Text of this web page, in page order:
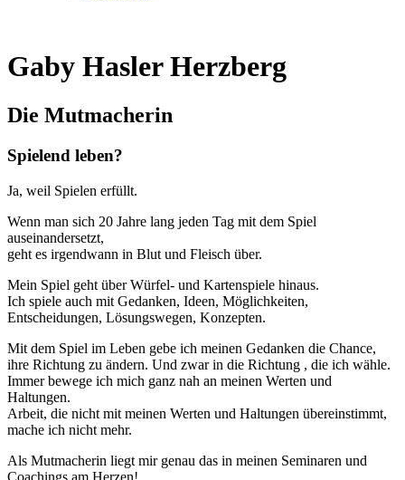
Gaby Hasler Herzberg
Die Mutmacherin
Spielend leben?
Ja, weil Spielen erfüllt.
Wenn man sich 20 Jahre lang jeden Tag mit dem Spiel
auseinandersetzt,
geht es irgendwann in Blut und Fleisch über.
Mein Spiel geht über Würfel- und Kartenspiele hinaus.
Ich spiele auch mit Gedanken, Ideen, Möglichkeiten,
Entscheidungen, Lösungswegen, Konzepten.
Mit dem Spiel im Leben gebe ich meinen Gedanken die Chance,
ihre Richtung zu ändern. Und zwar in die Richtung , die ich wähle.
Immer bewege ich mich ganz nah an meinen Werten und
Haltungen.
Arbeit, die nicht mit meinen Werten und Haltungen übereinstimmt,
mache ich nicht mehr.
Als Mutmacherin liegt mir genau das in meinen Seminaren und
Coachings am Herzen!